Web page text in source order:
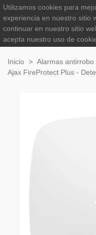
Inicio > Alarmas antirrobo
Ajax FireProtect Plus -
Utilizamos cookies para
experiencia en nuestro sitio
continuar en nuestro sitio
acepta nuestro uso de